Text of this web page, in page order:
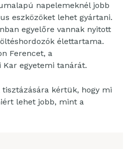
napelemeknél jobb
eszközöket lehet gyártani.
egyelőre vannak nyitott
élettartama.
Ferencet, a
egyetemi tanárát.
kértük, hogy mi
lehet jobb, mint a